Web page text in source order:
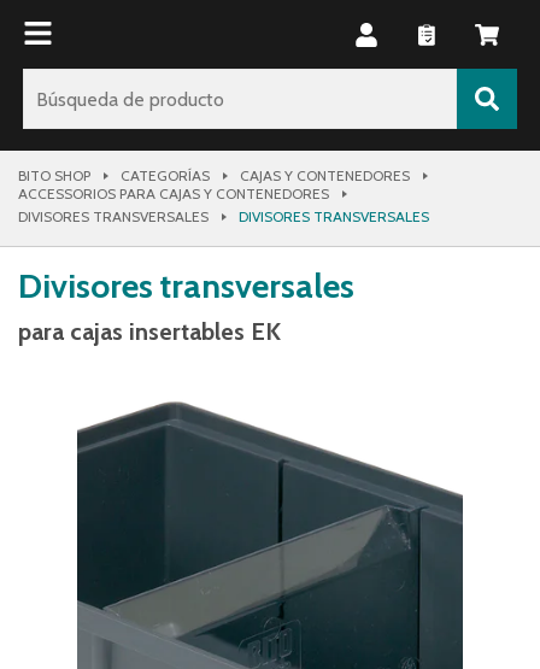
BITO SHOP CATEGORÍAS
CAJAS Y CONTENEDORES
ACCESSORIOS PARA CAJAS Y CONTENEDORES
DIVISORES TRANSVERSALES
DIVISORES TRANSVERSALES
Divisores transversales
para cajas insertables EK